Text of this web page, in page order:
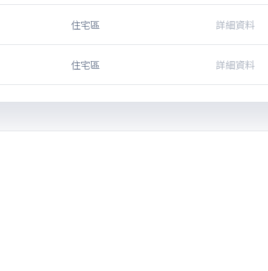
住宅區 詳細資料
住宅區 詳細資料